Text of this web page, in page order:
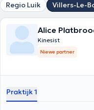
Regio Luik Villers-Le-
Alice
Kinesist
Niewe partner
Praktijk 1